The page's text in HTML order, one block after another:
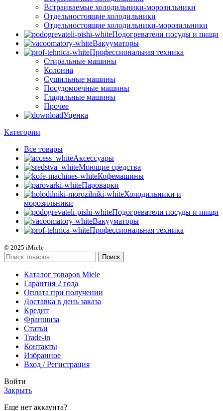
Встраиваемые холодильники-морозильники
Отдельностоящие холодильники
Отдельностоящие холодильники-морозильники
Подогреватели посуды и пищи
Вакууматоры
Профессиональная техника
Стиральные машины
Колонна
Сушильные машины
Посудомоечные машины
Гладильные машины
Прочее
Уценка
Категории
Все товары
Аксессуары
Моющие средства
Кофемашины
Пароварки
Холодильники и
морозильники
Подогреватели посуды и пищи
Вакууматоры
Профессиональная техника
© 2025 iMiele
Поиск
Каталог товаров Miele
Гарантия 2 года
Оплата при получении
Доставка в день заказа
Кредит
Франшиза
Статьи
Trade-in
Контакты
Избранное
Вход / Регистрация
Войти
Закрыть
Еще нет аккаунта?